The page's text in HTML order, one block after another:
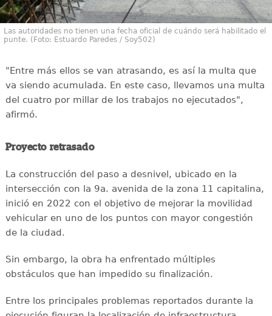
Las autoridades no tienen una fecha oficial de cuándo será habilitado el
punte. (Foto: Estuardo Paredes / Soy502)
"Entre más ellos se van atrasando, es así la multa que
va siendo acumulada. En este caso, llevamos una multa
del cuatro por millar de los trabajos no ejecutados",
afirmó.
Proyecto retrasado
La construcción del paso a desnivel, ubicado en la
intersección con la 9a. avenida de la zona 11 capitalina,
inició en 2022 con el objetivo de mejorar la movilidad
vehicular en uno de los puntos con mayor congestión
de la ciudad.
Sin embargo, la obra ha enfrentado múltiples
obstáculos que han impedido su finalización.
Entre los principales problemas reportados durante la